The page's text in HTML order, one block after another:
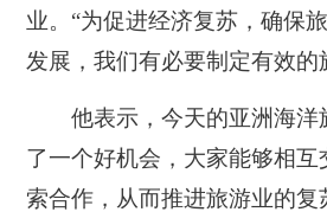
业。“为促进经济复苏，确保
发展，我们有必要制定有效的
他表示，今天的亚洲海洋
了一个好机会，大家能够相互
索合作，从而推进旅游业的复